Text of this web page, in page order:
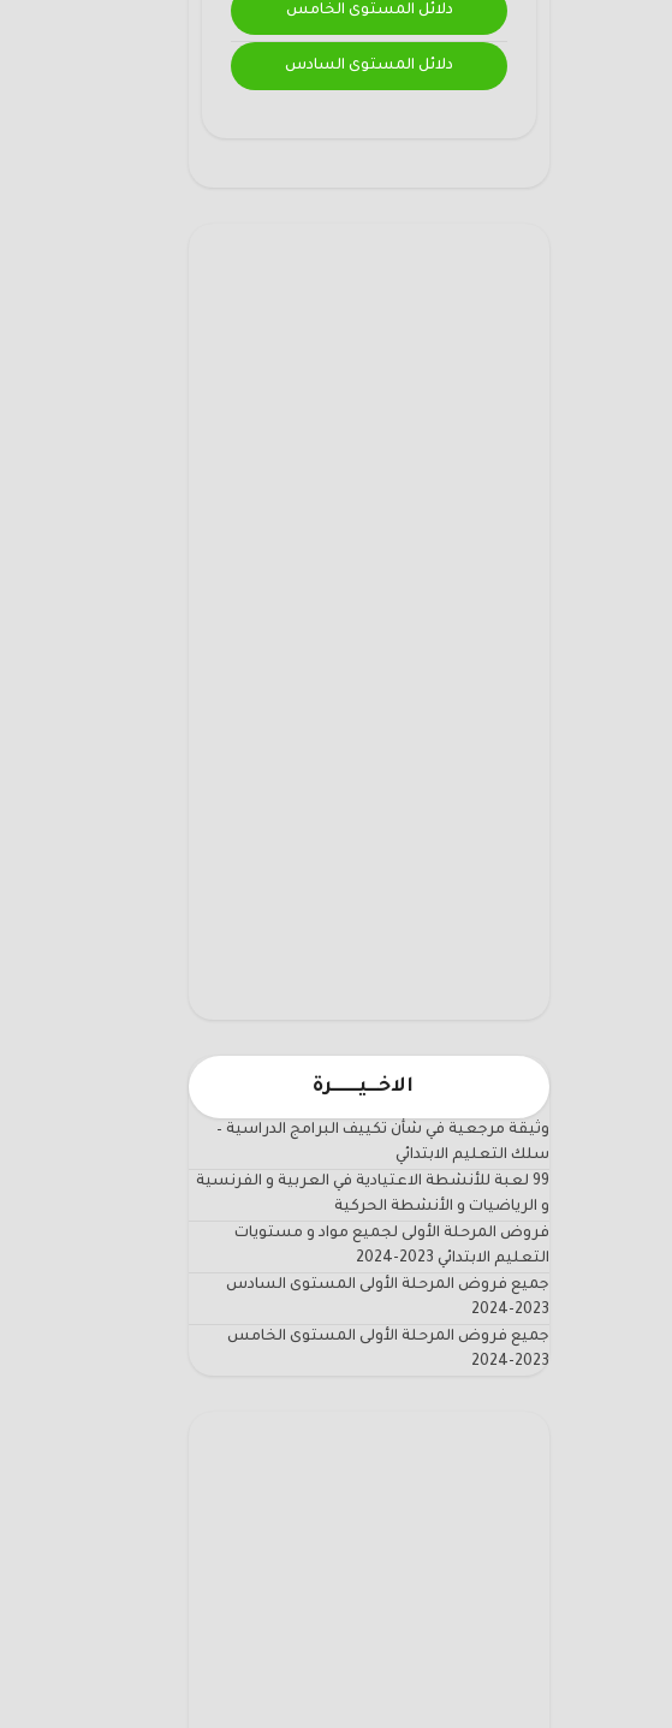
دلائل المستوى الخامس
دلائل المستوى السادس
الاخـــيـــــــرة
وثيقة مرجعية في شأن تكييف البرامج الدراسية –
سلك التعليم الابتدائي
99 لعبة للأنشطة الاعتيادية في العربية و الفرنسية
و الرياضيات و الأنشطة الحركية
فروض المرحلة الأولى لجميع مواد و مستويات
التعليم الابتدائي 2023-2024
جميع فروض المرحلة الأولى المستوى السادس
2023-2024
جميع فروض المرحلة الأولى المستوى الخامس
2023-2024